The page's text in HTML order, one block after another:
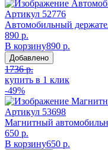
Артикул 52776
Автомобильный
890 р.
В корзину890 р.
Добавлено
1736 р.
купить в 1 клик
-49%
Артикул 53698
Магнитный
650 р.
В корзину650 р.